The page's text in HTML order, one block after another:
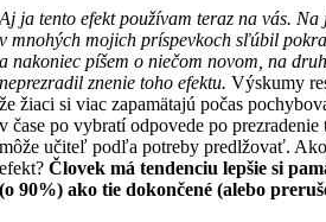
Aj ja tento efekt používam teraz na vás. Na
v mnohých mojich príspevkoch sľúbil
a nakoniec píšem o niečom novom, na
neprezradil znenie toho efektu. Výskumy
že žiaci si viac zapamätajú počas
v čase po vybratí odpovede po
môže učiteľ podľa potreby predlžovať.
efekt?Človek má tendenciu lepšie si
(o 90%) ako tie dokončené (alebo